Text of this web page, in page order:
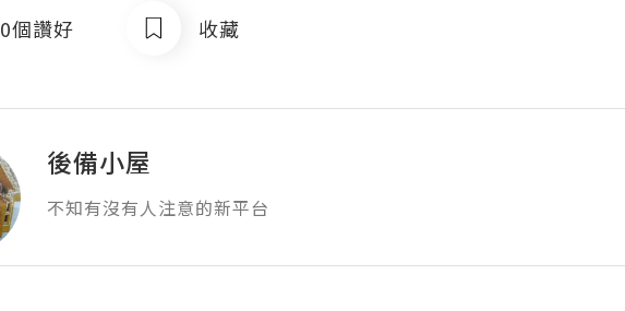
0個讚好 收藏
後備小屋
不知有沒有人注意的新平台